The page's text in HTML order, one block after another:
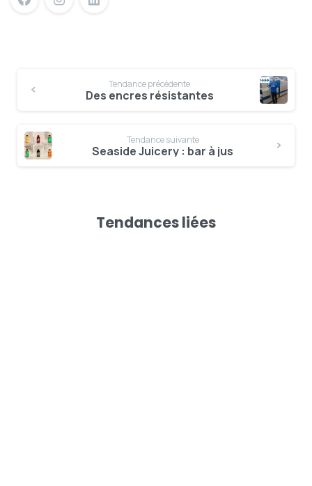
Tendance précédente
Des encres résistantes
Tendance suivante
Seaside Juicery : bar à jus
Tendances liées